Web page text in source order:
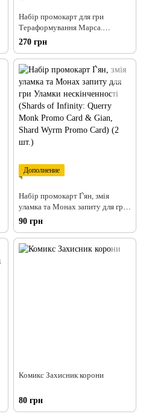
Набір промокарт для гри
Тераформування Марса.
Експедиція Арес (Terraforming
Mars: Ares Expedition) (17 шт.)
270 грн
Дополнение
Набір промокарт Ґ'ян, змія
уламка та Монах запиту для гри
Уламки нескінченності (Shards
of Infinity: Querry Monk Promo
Card & Gian, Shard Wyrm Promo
Card) (2 шт.)
90 грн
Комикс Захисник корони
80 грн